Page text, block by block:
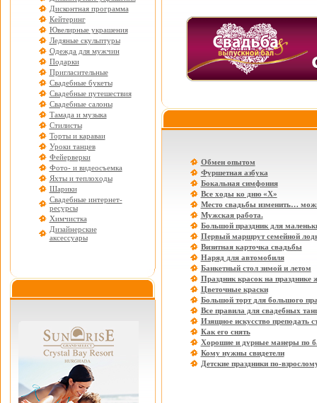
Дисконтная программа
Кейтеринг
Ювелирные украшения
Ледяные скульптуры
Одежда для мужчин
Подарки
Пригласительные
Свадебные букеты
Свадебные путешествия
Свадебные салоны
Тамада и музыка
Стилисты
Торты и караваи
Уроки танцев
Фейерверки
Фото- и видеосъемка
Яхты и теплоходы
Шарики
Свадебные интернет-
ресурсы
Химчистка
Дизайнерские
аксессуары
Обмен опытом
Фуршетная азбука
Бокальная симфония
Все ходы ко дню «Х»
Место свадьбы изменить…
Мужская работа.
Большой праздник для
Первый маршрут семейной
Визитная карточка свадьбы
Наряд для автомобиля
Банкетный стол зимой и летом
Праздник красок на празднике
Цветочные краски
Большой торт для большого
Все правила для свадебных
Изящное искусство преподать
Как его снять
Хорошие и дурные манеры по
Кому нужны свидетели
Детские праздники по-